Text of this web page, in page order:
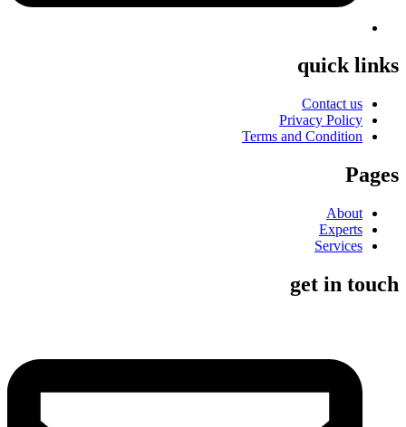
quick links
Contact us
Privacy Policy
Terms and Condition
Pages
About
Experts
Services
get in touch